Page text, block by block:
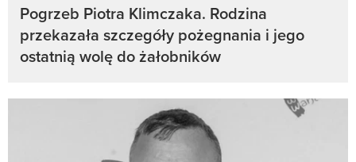
Pogrzeb Piotra Klimczaka. Rodzina
przekazała szczegóły pożegnania i jego
ostatnią wolę do żałobników